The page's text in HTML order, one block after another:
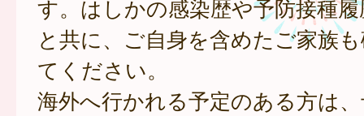
す。はしかの感染歴や予防接種
と共に、ご自身を含めたご家族
てください。
海外へ行かれる予定のある方は